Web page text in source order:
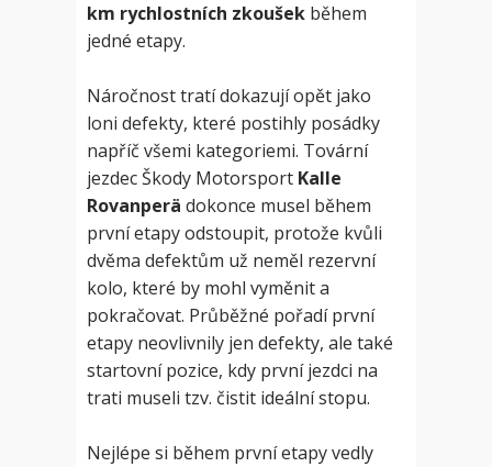
km rychlostních zkoušek během
jedné etapy.
Náročnost tratí dokazují opět jako
loni defekty, které postihly posádky
napříč všemi kategoriemi. Tovární
jezdec Škody Motorsport Kalle
Rovanperä dokonce musel během
první etapy odstoupit, protože kvůli
dvěma defektům už neměl rezervní
kolo, které by mohl vyměnit a
pokračovat. Průběžné pořadí první
etapy neovlivnily jen defekty, ale také
startovní pozice, kdy první jezdci na
trati museli tzv. čistit ideální stopu.
Nejlépe si během první etapy vedly